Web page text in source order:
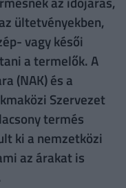
ültetvényekben,
vagy késői
a termelők. A
(NAK) és a
Szervezet
termés
ki a nemzetközi
az árakat is